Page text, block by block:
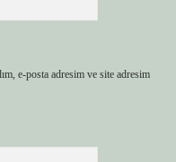
e-posta adresim ve site adresim